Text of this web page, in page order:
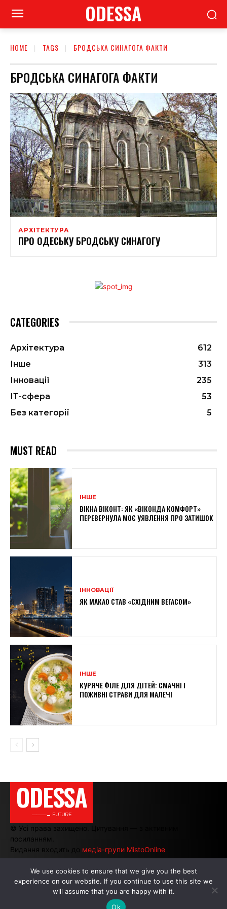
ODESSA
HOME TAGS БРОДСЬКА СИНАГОГА ФАКТИ
БРОДСЬКА СИНАГОГА ФАКТИ
АРХІТЕКТУРА
ПРО ОДЕСЬКУ БРОДСЬКУ СИНАГОГУ
CATEGORIES
Архітектура
612
Інше
313
Інновації
235
ІТ-сфера
53
Без категорії
5
MUST READ
ІНШЕ
ВІКНА ВІКОНТ: ЯК «ВІКОНДА КОМФОРТ»
ПЕРЕВЕРНУЛА МОЄ УЯВЛЕННЯ ПРО ЗАТИШОК
ІННОВАЦІЇ
ЯК МАКАО СТАВ «СХІДНИМ ВЕГАСОМ»
ІНШЕ
КУРЯЧЕ ФІЛЕ ДЛЯ ДІТЕЙ: СМАЧНІ І
ПОЖИВНІ СТРАВИ ДЛЯ МАЛЕЧІ
ODESSA
———→ FUTURE
© Усі права захищено. Цитування — з активним
посиланням.
Видання входить до медіа-групи MistoOnline
АВТОРИ | РЕКЛАМА НА САЙТІ
We use cookies to ensure that we give you the best
experience on our website. If you continue to use this site we
will assume that you are happy with it.
Ok